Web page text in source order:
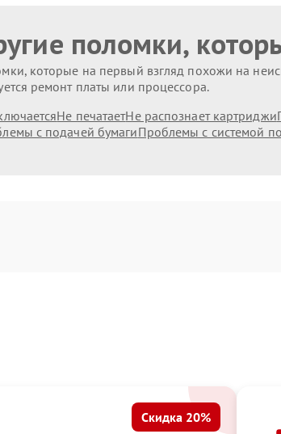
поломки,
которые на первый взгляд похожи на
ремонт платы или процессора.
Не печатаетНе распознает картриджи
с подачей бумагиПроблемы с системой
Скидка 20%